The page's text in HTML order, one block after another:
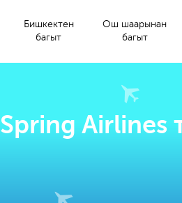
Бишкектен
багыт
Ош шаарынан
багыт
Spring Airlines